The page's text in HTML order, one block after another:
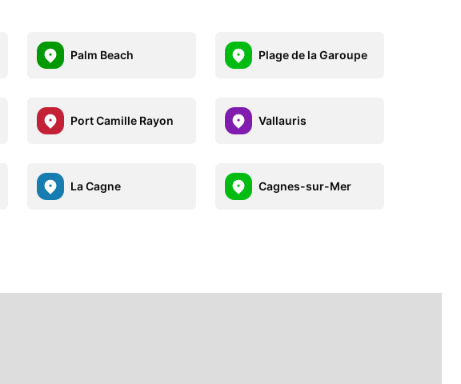
Palm Beach Plage de la Garoupe
Port Camille Rayon Vallauris
La Cagne Cagnes-sur-Mer